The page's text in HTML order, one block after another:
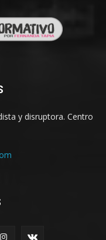
y disruptora. Centro